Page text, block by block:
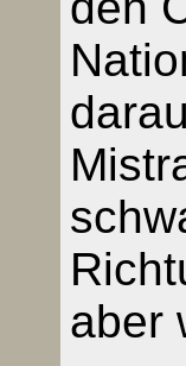
aber